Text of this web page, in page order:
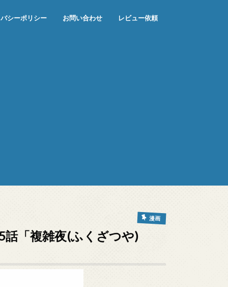
シーポリシー お問い合わせ レビュー依頼
漫画
話「複雑夜(ふくざつや)